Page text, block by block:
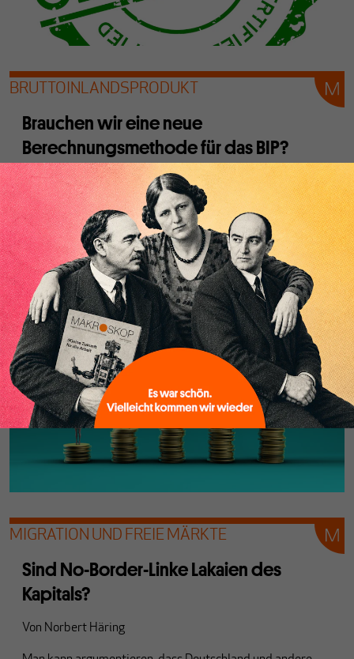
BRUTTOINLANDSPRODUKT
Brauchen wir eine neue
Berechnungsmethode für das BIP?
VonNorbert Häring
Die gegenwärtige Berechnung des Bruttoinlandsprodukt
ist äußerst problematisch und eine Fixierung darauf im
Zusammenhang wirtschaftspolitischer Entscheidungen
unangemessen. Doch müssen deswegen ökologische und
soziale Indikatoren in das BIP einbezogen werden?
MIGRATION UND FREIE MÄRKTE
Sind No-Border-Linke Lakaien des
Kapitals?
Von Norbert Häring